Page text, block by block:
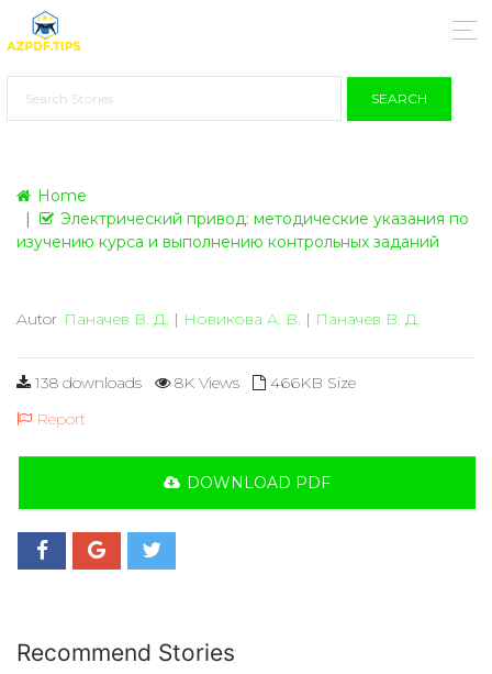
SEARCH
Home
Электрический привод: методические указания по
изучению курса и выполнению контрольных заданий
Autor Паначев В. Д. | Новикова А. В. | Паначев В. Д.
138 downloads 8K Views
466KB Size
Report
DOWNLOAD PDF
Recommend Stories